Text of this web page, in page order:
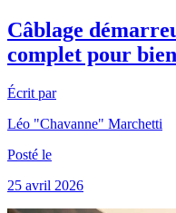
Câblage
complet pour
Écrit par
Léo "Chavanne" Marchetti
Posté le
25 avril 2026